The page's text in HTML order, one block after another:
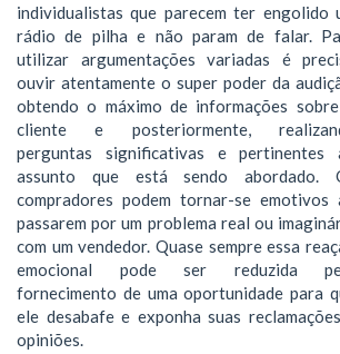
individualistas que parecem ter engolido
rádio de pilha e não param de falar.
utilizar argumentações variadas é
ouvir atentamente o super poder da
obtendo o máximo de informações
cliente e posteriormente,
perguntas significativas e pertinentes
assunto que está sendo abordado.
compradores podem tornar-se emotivos
passarem por um problema real ou
com um vendedor. Quase sempre essa
emocional pode ser reduzida
fornecimento de uma oportunidade para
ele desabafe e exponha suas
opiniões.